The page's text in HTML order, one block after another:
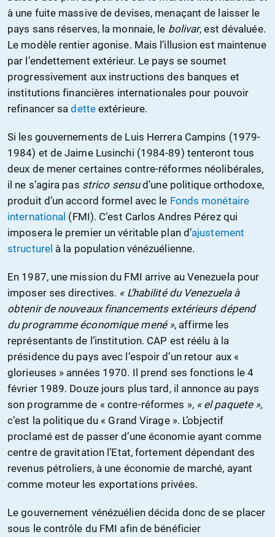
à une fuite massive de devises, menaçant de laisser le
pays sans réserves, la monnaie, le bolivar, est dévaluée.
Le modèle rentier agonise. Mais l’illusion est maintenue
par l’endettement extérieur. Le pays se soumet
progressivement aux instructions des banques et
institutions financières internationales pour pouvoir
refinancer sadetteextérieure.
Si les gouvernements de Luis Herrera Campins (1979-
1984) et de Jaime Lusinchi (1984-89) tenteront tous
deux de mener certaines contre-réformes néolibérales,
il ne s’agira pas strico sensud’une politique orthodoxe,
produit d’un accord formel avec le Fonds monétaire
international (FMI). C’est Carlos Andres Pérez qui
imposera le premier un véritable plan d’ajustement
structurel à la population vénézuélienne.
En 1987, une mission du FMI arrive au Venezuela pour
imposer ses directives. « L’habilité du Venezuela à
obtenir de nouveaux financements extérieurs dépend
du programme économique mené », affirme les
représentants de l’institution. CAP est réélu à la
présidence du pays avec l’espoir d’un retour aux «
glorieuses » années 1970. Il prend ses fonctions le 4
février 1989. Douze jours plus tard, il annonce au pays
son programme de « contre-réformes », « el paquete »,
c’est la politique du « Grand Virage ». L’objectif
proclamé est de passer d’une économie ayant comme
centre de gravitation l’Etat, fortement dépendant des
revenus pétroliers, à une économie de marché, ayant
comme moteur les exportations privées.
Le gouvernement vénézuélien décida donc de se placer
sous le contrôle du FMI afin de bénéficier